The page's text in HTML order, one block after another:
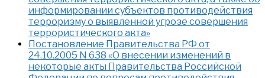
информировании субъектов противодействия
терроризму о выявленной угрозе совершения
террористического акта»
Постановление Правительства РФ от
24.10.2005 N 638 «О внесении изменений в
некоторые акты Правительства Российской